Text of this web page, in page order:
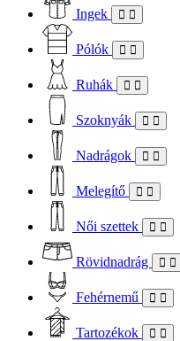
Ingek
Pólók
Ruhák
Szoknyák
Nadrágok
Melegítő
Női szettek
Rövidnadrág
Fehérnemű
Tartozékok